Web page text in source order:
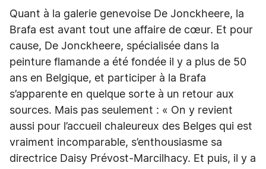
Quant à la galerie genevoise De Jonckheere, la
Brafa est avant tout une affaire de cœur. Et pour
cause, De Jonckheere, spécialisée dans la
peinture flamande a été fondée il y a plus de 50
ans en Belgique, et participer à la Brafa
s’apparente en quelque sorte à un retour aux
sources. Mais pas seulement : « On y revient
aussi pour l’accueil chaleureux des Belges qui est
vraiment incomparable, s’enthousiasme sa
directrice Daisy Prévost-Marcilhacy. Et puis, il y a